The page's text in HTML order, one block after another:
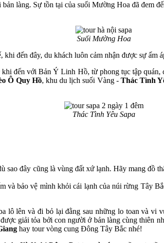
làng. Sự tồn tại của suối Mường Hoa đã đem
Suối Mường Hoa
đến đây, du khách luôn cảm nhận được sự ấm
đến với Bản Ý Linh Hồ, từ phong tục tập
Ô Quy Hồ, khu du lịch suối Vàng - Thác Tình
Thác Tình Yêu Sapa
sao đây cũng là vùng đất xứ lạnh. Hãy mang
và bảo vệ mình khỏi cái lạnh của núi rừng Tây
lô lên và đi bỏ lại đằng sau những lo toan và vi
giải tỏa bởi con người ở bản làng cùng thiên
hay tour vòng cung Đông Tây Bắc nhé!